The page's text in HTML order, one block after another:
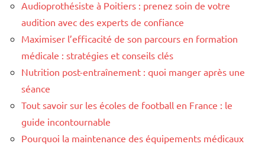
Audioprothésiste à Poitiers : prenez soin de votre
audition avec des experts de confiance
Maximiser l’efficacité de son parcours en formation
médicale : stratégies et conseils clés
Nutrition post-entraînement : quoi manger après une
séance
Tout savoir sur les écoles de football en France : le
guide incontournable
Pourquoi la maintenance des équipements médicaux